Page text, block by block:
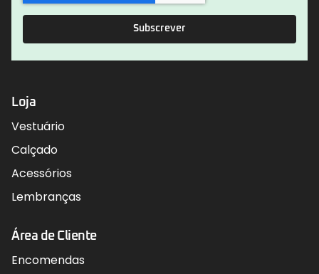
Subscrever
Loja
Vestuário
Calçado
Acessórios
Lembranças
Área de Cliente
Encomendas